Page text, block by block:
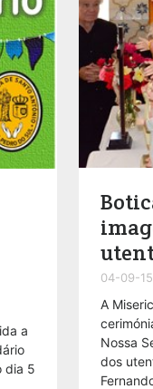
a
dia 5
04-09-15
A
Nossa
dos